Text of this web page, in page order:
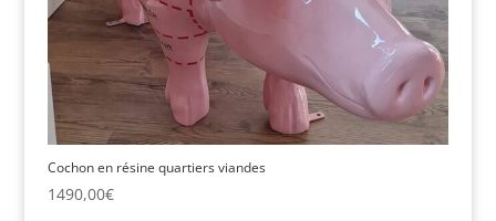
Cochon en résine quartiers viandes
1490,00€